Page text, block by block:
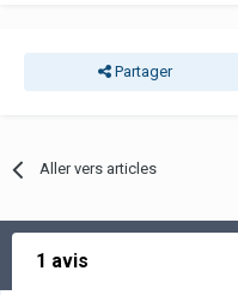
Partager
Aller vers articles
1 avis